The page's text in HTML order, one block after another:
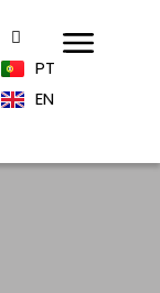
PT
EN